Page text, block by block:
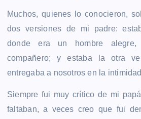
Muchos, quienes lo conocieron,
dos versiones de mi padre:
donde era un hombre
compañero; y estaba la otra
entregaba a nosotros en la
Siempre fui muy crítico de mi
faltaban, a veces creo que fui